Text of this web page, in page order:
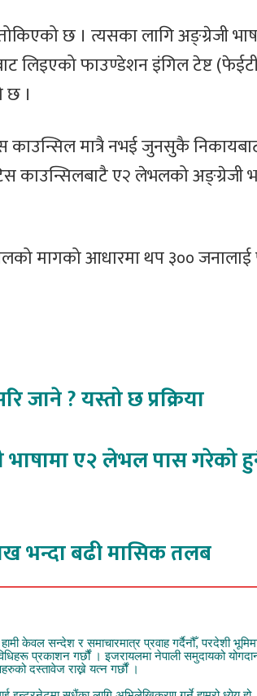
छ । त्यसका लागि अङ्ग्रेजी
लिइएको फाउण्डेशन इंगिल टेष्ट
छ ।
काउन्सिल मात्रै नभई जुनसुकै
काउन्सिलबाटै ए२ लेभलको अङ्ग्रेजी
मागको आधारमा थप ३०० जनालाई
? यस्तो छ प्रक्रिया
ए२ लेभल पास गरेको
भन्दा बढी मासिक तलब
केवल सन्देश र समाचारमात्र प्रवाह गर्दैनौँ, परदेशी भूमिमा
प्रकाशन गर्छौं । इजरायलमा नेपाली समुदायको
दस्तावेज राख्ने यत्न गर्छौं ।